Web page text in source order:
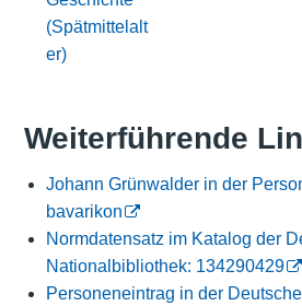
(Spätmittelalt
er)
Weiterführende
Johann Grünwalder in der
bavarikon
Normdatensatz im Katalog der
Nationalbibliothek: 134290429
Personeneintrag in der